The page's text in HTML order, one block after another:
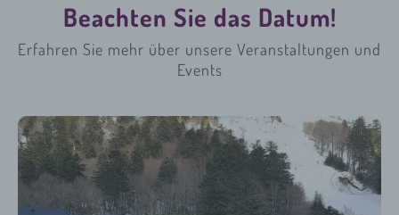
Beachten Sie das Datum!
Erfahren Sie mehr über unsere Veranstaltungen und
Events